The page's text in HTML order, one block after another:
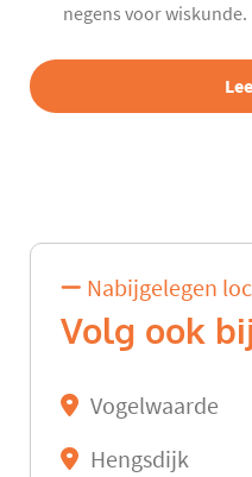
negens voor
Nabijgelegen
Volg ook
Vogelwaarde
Hengsdijk